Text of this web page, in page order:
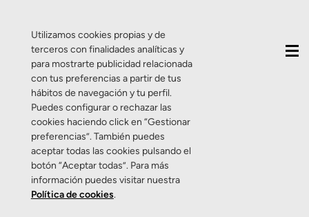
Etiqueta:aniversario
Promociones Zamarripa
30 años cuidando de tus
Utilizamos cookies propias y de
terceros con finalidades analíticas y
para mostrarte publicidad relacionada
con tus preferencias a partir de tus
hábitos de navegación y tu perfil.
Puedes configurar o rechazar las
cookies haciendo click en “Gestionar
preferencias”. También puedes
aceptar todas las cookies pulsando el
botón “Aceptar todas”. Para más
información puedes visitar nuestra
Política de cookies.